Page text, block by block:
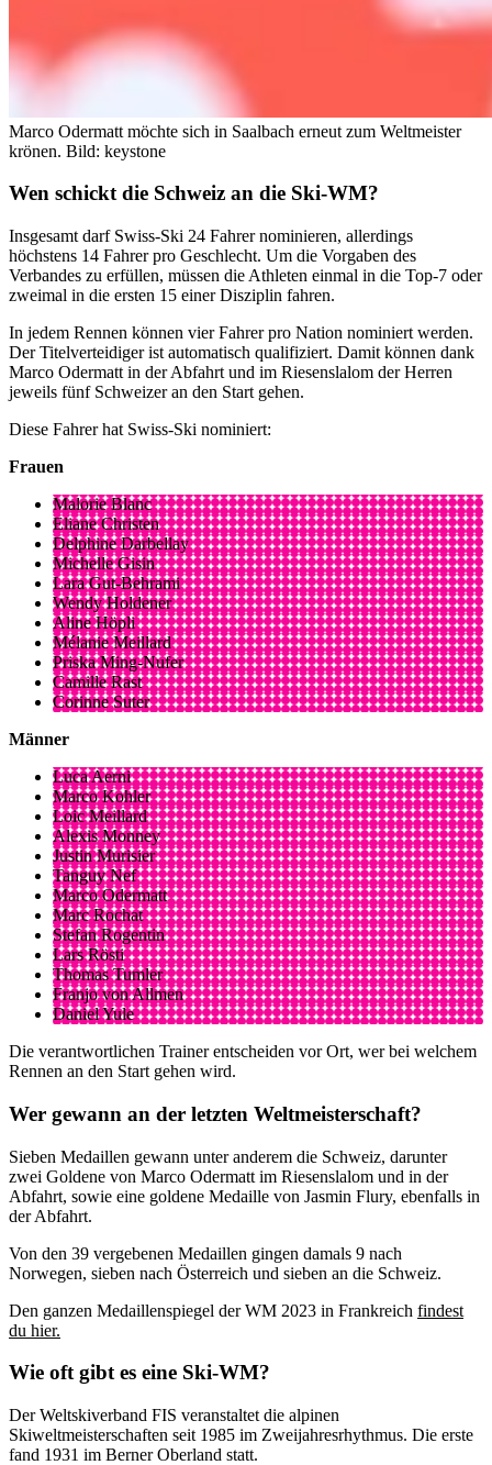
Marco Odermatt möchte sich in Saalbach erneut zum Weltmeister
krönen. Bild: keystone
Wen schickt die Schweiz an die Ski-WM?
Insgesamt darf Swiss-Ski 24 Fahrer nominieren, allerdings
höchstens 14 Fahrer pro Geschlecht. Um die Vorgaben des
Verbandes zu erfüllen, müssen die Athleten einmal in die Top-7 oder
zweimal in die ersten 15 einer Disziplin fahren.
In jedem Rennen können vier Fahrer pro Nation nominiert werden.
Der Titelverteidiger ist automatisch qualifiziert. Damit können dank
Marco Odermatt in der Abfahrt und im Riesenslalom der Herren
jeweils fünf Schweizer an den Start gehen.
Diese Fahrer hat Swiss-Ski nominiert:
Frauen
Malorie Blanc
Eliane Christen
Delphine Darbellay
Michelle Gisin
Lara Gut-Behrami
Wendy Holdener
Aline Höpli
Mélanie Meillard
Priska Ming-Nufer
Camille Rast
Corinne Suter
Männer
Luca Aerni
Marco Kohler
Loic Meillard
Alexis Monney
Justin Murisier
Tanguy Nef
Marco Odermatt
Marc Rochat
Stefan Rogentin
Lars Rösti
Thomas Tumler
Franjo von Allmen
Daniel Yule
Die verantwortlichen Trainer entscheiden vor Ort, wer bei welchem
Rennen an den Start gehen wird.
Wer gewann an der letzten Weltmeisterschaft?
Sieben Medaillen gewann unter anderem die Schweiz, darunter
zwei Goldene von Marco Odermatt im Riesenslalom und in der
Abfahrt, sowie eine goldene Medaille von Jasmin Flury, ebenfalls in
der Abfahrt.
Von den 39 vergebenen Medaillen gingen damals 9 nach
Norwegen, sieben nach Österreich und sieben an die Schweiz.
Den ganzen Medaillenspiegel der WM 2023 in Frankreich findest
du hier.
Wie oft gibt es eine Ski-WM?
Der Weltskiverband FIS veranstaltet die alpinen
Skiweltmeisterschaften seit 1985 im Zweijahresrhythmus. Die erste
fand 1931 im Berner Oberland statt.